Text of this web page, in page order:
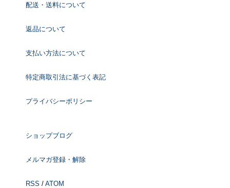
配送・送料について
返品について
支払い方法について
特定商取引法に基づく表記
プライバシーポリシー
ショップブログ
メルマガ登録・解除
RSS / ATOM